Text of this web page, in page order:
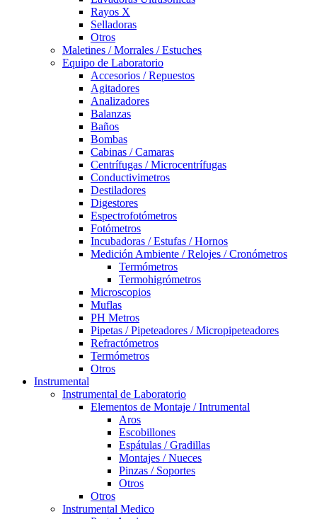
Rayos X
Selladoras
Otros
Maletines / Morrales / Estuches
Equipo de Laboratorio
Accesorios / Repuestos
Agitadores
Analizadores
Balanzas
Baños
Bombas
Cabinas / Camaras
Centrífugas / Microcentrífugas
Conductivimetros
Destiladores
Digestores
Espectrofotómetros
Fotómetros
Incubadoras / Estufas / Hornos
Medición Ambiente / Relojes / Cronómetros
Termómetros
Termohigrómetros
Microscopios
Muflas
PH Metros
Pipetas / Pipeteadores / Micropipeteadores
Refractómetros
Termómetros
Otros
Instrumental
Instrumental de Laboratorio
Elementos de Montaje / Intrumental
Aros
Escobillones
Espátulas / Gradillas
Montajes / Nueces
Pinzas / Soportes
Otros
Otros
Instrumental Medico